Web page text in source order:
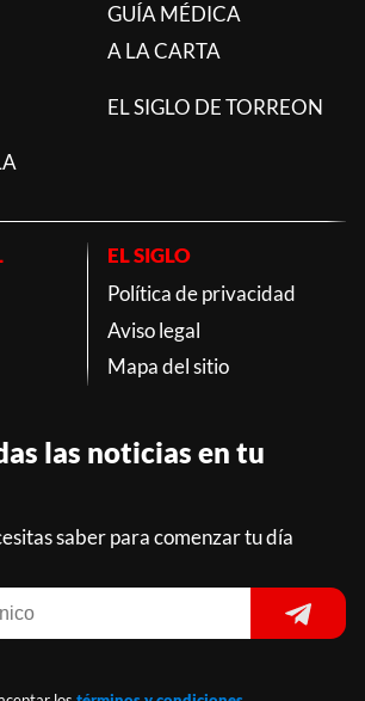
GUÍA MÉDICA
A LA CARTA
EL SIGLO DE TORREON
EL SIGLO
Política de privacidad
Aviso legal
Mapa del sitio
las noticias en tu
saber para comenzar tu día